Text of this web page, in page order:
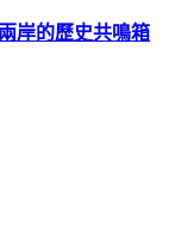
岸的歷史共鳴箱